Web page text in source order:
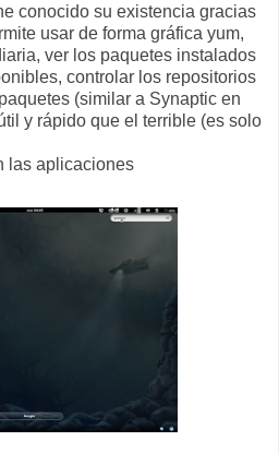
conocido su existencia gracias
usar de forma gráfica yum,
ver los paquetes instalados
controlar los repositorios
(similar a Synaptic en
y rápido que el terrible (es solo
las aplicaciones